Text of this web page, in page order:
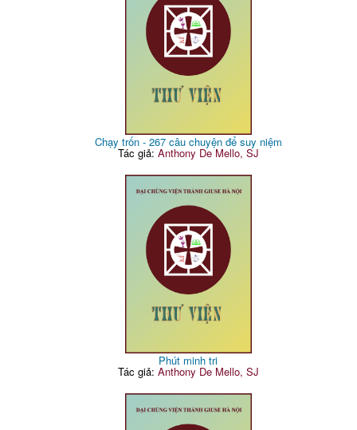
Chạy trốn - 267 câu chuyện để suy niệm
Tác giả: Anthony De Mello, SJ
Phút minh tri
Tác giả: Anthony De Mello, SJ